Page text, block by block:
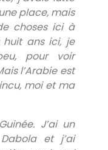
place, mais
choses ici à
huit ans ici, je
pour voir
l’Arabie est
moi et ma
J’ai un
et j’ai